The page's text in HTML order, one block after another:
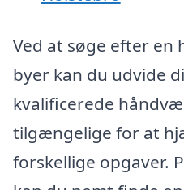
Ved at søge efter en
byer kan du udvide
kvalificerede
tilgængelige for at
forskellige opgaver.